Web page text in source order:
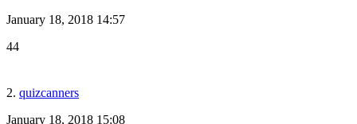
January 18, 2018 14:57
44
2. quizcanners
January 18, 2018 15:08